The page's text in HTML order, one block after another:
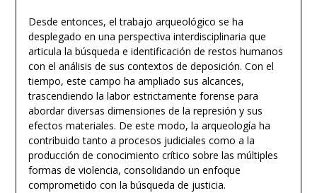
Desde entonces, el trabajo arqueológico se ha
desplegado en una perspectiva interdisciplinaria que
articula la búsqueda e identificación de restos humanos
con el análisis de sus contextos de deposición. Con el
tiempo, este campo ha ampliado sus alcances,
trascendiendo la labor estrictamente forense para
abordar diversas dimensiones de la represión y sus
efectos materiales. De este modo, la arqueología ha
contribuido tanto a procesos judiciales como a la
producción de conocimiento crítico sobre las múltiples
formas de violencia, consolidando un enfoque
comprometido con la búsqueda de justicia.